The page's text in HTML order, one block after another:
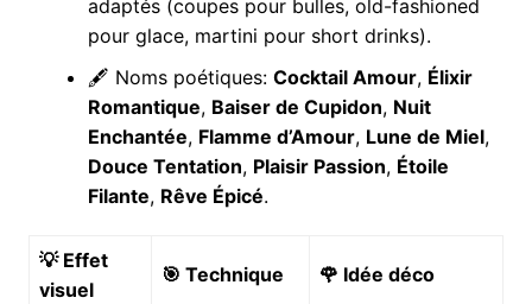
adaptés (coupes pour bulles, old-fashioned
pour glace, martini pour short drinks).
🖋️ Noms poétiques: Cocktail Amour, Élixir
Romantique, Baiser de Cupidon, Nuit
Enchantée, Flamme d’Amour, Lune de Miel,
Douce Tentation, Plaisir Passion, Étoile
Filante, Rêve Épicé.
💡 Effet
visuel
🎯 Technique 🌹 Idée déco